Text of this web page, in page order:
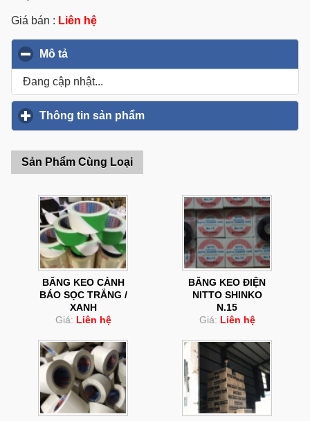
Giá bán : Liên hệ
Mô tả
Đang cập nhật...
Thông tin sản phẩm
Sản Phẩm Cùng Loại
BĂNG KEO CẢNH
BÁO SỌC TRẮNG /
XANH
Giá: Liên hệ
BĂNG KEO ĐIỆN
NITTO SHINKO
N.15
Giá: Liên hệ